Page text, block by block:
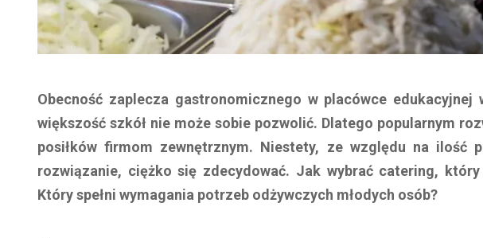
Obecność zaplecza gastronomicznego w placówce
większość szkół nie może sobie pozwolić. Dlatego popularnym
posiłków firmom zewnętrznym. Niestety, ze względu na ilość
rozwiązanie, ciężko się zdecydować. Jak wybrać catering,
Który spełni wymagania potrzeb odżywczych młodych osób?